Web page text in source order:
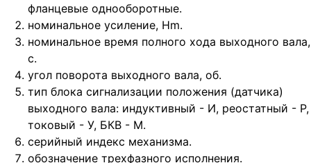
фланцевые однооборотные.
номинальное усиление, Hm.
номинальное время полного хода выходного вала,
с.
угол поворота выходного вала, об.
тип блока сигнализации положения (датчика)
выходного вала: индуктивный - И, реостатный - Р,
токовый - У, БКВ - М.
серийный индекс механизма.
обозначение трехфазного исполнения.